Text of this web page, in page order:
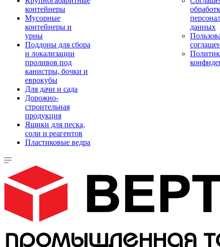
контейнеры
Мусорные
контейнеры и
урны
Поддоны для сбора
и локализации
проливов под
канистры, бочки и
еврокубы
Для дачи и сада
Дорожно-
строительная
продукция
Ящики для песка,
соли и реагентов
Пластиковые ведра
данных